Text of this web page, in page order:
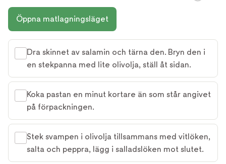
Öppna matlagningsläget
Dra skinnet av salamin och tärna den. Bryn den i
en stekpanna med lite olivolja, ställ åt sidan.
Koka pastan en minut kortare än som står angivet
på förpackningen.
Stek svampen i olivolja tillsammans med vitlöken,
salta och peppra, lägg i salladslöken mot slutet.